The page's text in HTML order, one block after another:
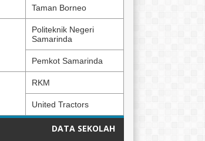
Taman Borneo
Politeknik Negeri
Samarinda
Pemkot Samarinda
RKM
United Tractors
DATA SEKOLAH